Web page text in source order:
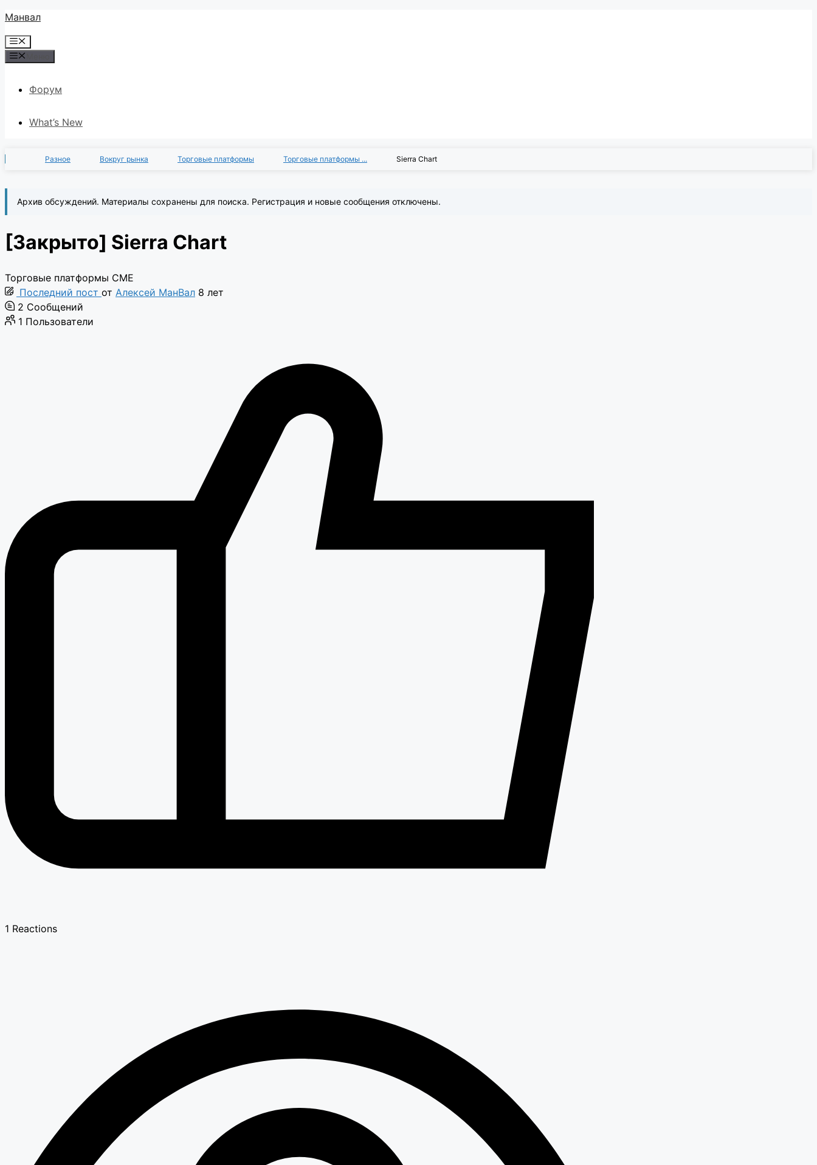
Перейти
содержимому
Манвал
Меню
Форум
What’s New
Разное Вокруг рынка Торговые платформы Торговые платформы ... Sierra Chart
Архив обсуждений. Материалы сохранены для поиска. Регистрация и новые сообщения отключены.
[Закрыто] Sierra Chart
Торговые платформы CME
Последний пост от Алексей МанВал 8 лет
2 Сообщений
1 Пользователи
1 Reactions